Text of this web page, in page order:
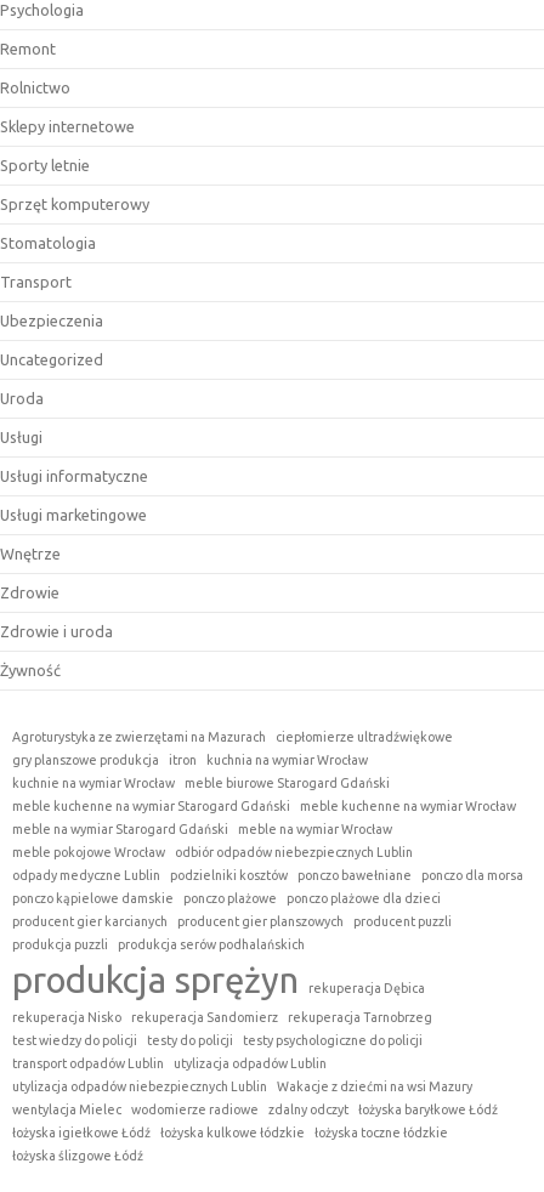
Psychologia
Remont
Rolnictwo
Sklepy internetowe
Sporty letnie
Sprzęt komputerowy
Stomatologia
Transport
Ubezpieczenia
Uncategorized
Uroda
Usługi
Usługi informatyczne
Usługi marketingowe
Wnętrze
Zdrowie
Zdrowie i uroda
Żywność
Agroturystyka ze zwierzętami na Mazurach
ciepłomierze ultradźwiękowe
gry planszowe produkcja
itron
kuchnia na wymiar Wrocław
kuchnie na wymiar Wrocław
meble biurowe Starogard Gdański
meble kuchenne na wymiar Starogard Gdański
meble kuchenne na wymiar Wrocław
meble na wymiar Starogard Gdański
meble na wymiar Wrocław
meble pokojowe Wrocław
odbiór odpadów niebezpiecznych Lublin
odpady medyczne Lublin
podzielniki kosztów ponczo bawełniane
ponczo dla morsa
ponczo kąpielowe damskie
ponczo plażowe
ponczo plażowe dla dzieci
producent gier karcianych
producent gier planszowych
producent puzzli
produkcja puzzli
produkcja serów podhalańskich
produkcja sprężyn
rekuperacja Dębica
rekuperacja Nisko
rekuperacja Sandomierz
rekuperacja Tarnobrzeg
test wiedzy do policji
testy do policji
testy psychologiczne do policji
transport odpadów Lublin
utylizacja odpadów Lublin
utylizacja odpadów niebezpiecznych Lublin
Wakacje z dziećmi na wsi Mazury
wentylacja Mielec
wodomierze radiowe zdalny odczyt
łożyska baryłkowe Łódź
łożyska igiełkowe Łódź
łożyska kulkowe łódzkie
łożyska toczne łódzkie
łożyska ślizgowe Łódź